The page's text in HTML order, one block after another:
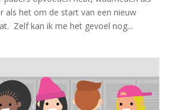
als het om de start van een nieuw
Zelf kan ik me het gevoel nog...